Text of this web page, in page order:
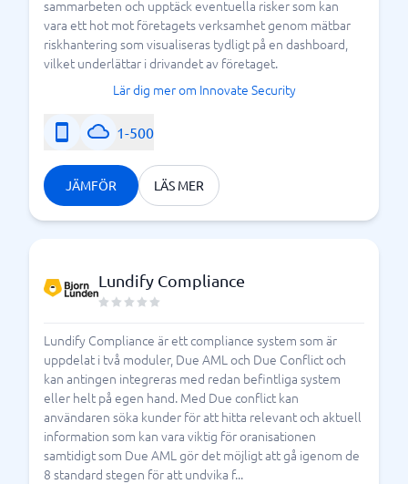
sammarbeten och upptäck eventuella risker som kan
vara ett hot mot företagets verksamhet genom mätbar
riskhantering som visualiseras tydligt på en dashboard,
vilket underlättar i drivandet av företaget.
Lär dig mer om Innovate Security
1-500
JÄMFÖR LÄS MER
Lundify Compliance
Lundify Compliance är ett compliance system som är
uppdelat i två moduler, Due AML och Due Conflict och
kan antingen integreras med redan befintliga system
eller helt på egen hand. Med Due conflict kan
användaren söka kunder för att hitta relevant och aktuell
information som kan vara viktig för oranisationen
samtidigt som Due AML gör det möjligt att gå igenom de
8 standard stegen för att undvika f...